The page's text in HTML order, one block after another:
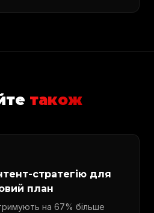
також
стратегію для
план
на 67% більше